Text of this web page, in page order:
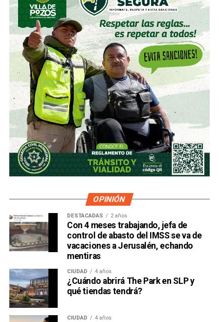
OPINIÓN
DESTACADAS 2 años
Con 4 meses trabajando, jefa de
control de abasto del IMSS se va de
vacaciones a Jerusalén, echando
mentiras
CIUDAD 4 años
¿Cuándo abrirá The Park en SLP y
qué tiendas tendrá?
CIUDAD 4 años